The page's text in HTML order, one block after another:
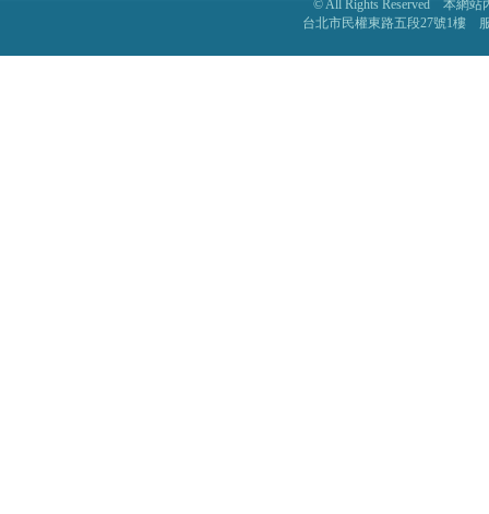
© All Rights Reserved 本網站
台北市民權東路五段27號1樓